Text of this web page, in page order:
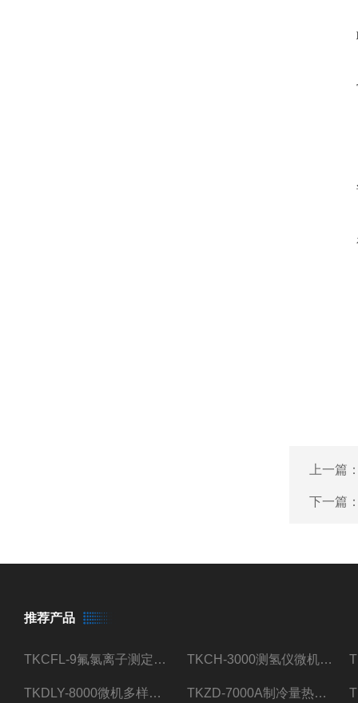
上一篇
下一篇
推荐产品
TKCFL-9氟氯离子测定仪自动煤质检测 TKCH-3000测氢仪微机氢元素测定煤质检测
TKDLY-8000微机多样测硫仪自动定硫仪化验室硫含量测定 TKZD-7000A制冷量热仪自动升降热值仪煤质检测